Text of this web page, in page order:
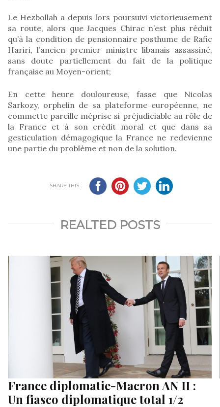
Le Hezbollah a depuis lors poursuivi victorieusement
sa route, alors que Jacques Chirac n’est plus réduit
qu’à la condition de pensionnaire posthume de Rafic
Hariri, l’ancien premier ministre libanais assassiné,
sans doute partiellement du fait de la politique
française au Moyen-orient;
En cette heure douloureuse, fasse que Nicolas
Sarkozy, orphelin de sa plateforme européenne, ne
commette pareille méprise si préjudiciable au rôle de
la France et à son crédit moral et que dans sa
gesticulation démagogique la France ne redevienne
une partie du problème et non de la solution.
SHARE THIS...
REALTED POSTS
France diplomatie-Macron AN II :
Un fiasco diplomatique total 1/2